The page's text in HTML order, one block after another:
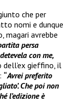
che per
nomi e dunque
magari avrebbe
persa
con me,
dell’ex gieffino, il
“Avrei preferito
Che poi non
l’edizione è